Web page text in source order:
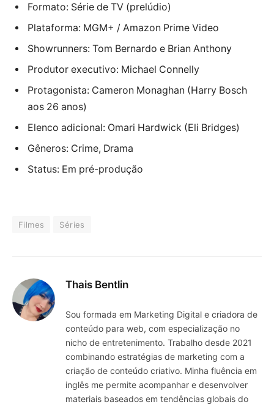
Formato: Série de TV (prelúdio)
Plataforma: MGM+ / Amazon Prime Video
Showrunners: Tom Bernardo e Brian Anthony
Produtor executivo: Michael Connelly
Protagonista: Cameron Monaghan (Harry Bosch
aos 26 anos)
Elenco adicional: Omari Hardwick (Eli Bridges)
Gêneros: Crime, Drama
Status: Em pré-produção
Filmes Séries
Thais Bentlin
Sou formada em Marketing Digital e criadora de
conteúdo para web, com especialização no
nicho de entretenimento. Trabalho desde 2021
combinando estratégias de marketing com a
criação de conteúdo criativo. Minha fluência em
inglês me permite acompanhar e desenvolver
materiais baseados em tendências globais do